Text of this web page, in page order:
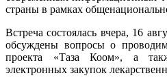
страны в рамках
Встреча состоялась вчера, 16
обсуждены вопросы о
проекта «Таза Коом», а
электронных закупок